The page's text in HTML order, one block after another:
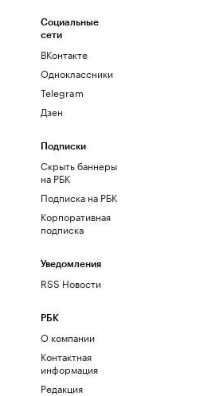
Социальные
сети
ВКонтакте
Одноклассники
Telegram
Дзен
Подписки
Скрыть баннеры
на РБК
Подписка на РБК
Корпоративная
подписка
Уведомления
RSS Новости
РБК
О компании
Контактная
информация
Редакция